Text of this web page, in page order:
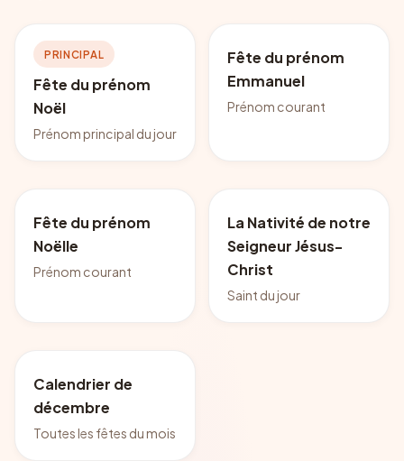
PRINCIPAL
Fête du prénom
Noël
Prénom principal du jour
Fête du prénom
Emmanuel
Prénom courant
Fête du prénom
Noëlle
Prénom courant
La Nativité de notre
Seigneur Jésus-
Christ
Saint du jour
Calendrier de
décembre
Toutes les fêtes du mois